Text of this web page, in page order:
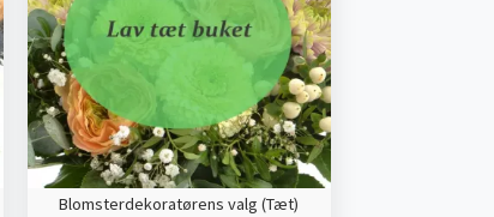
Blomsterdekoratørens valg (Tæt)